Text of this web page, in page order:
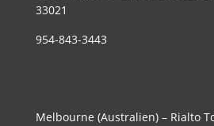
33021
954-843-3443
Melbourne (Australien) – Rialto